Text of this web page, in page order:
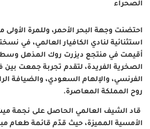
الصحراء
احتضنت وجهة البحر الأحمر، وللمرة الأولى
استثنائية لنادي الكافيار العالمي، في
أقيمت في منتجع ديزرت روك المذهل
الصخرية الفريدة، لتقدم تجربة جمعت
الفرنسي، والإلهام السعودي، والضيافة
روح المملكة المعاصرة.
قاد الشيف العالمي الحاصل على نجمة
الأمسية المميزة، حيث قدّم قائمة طعام